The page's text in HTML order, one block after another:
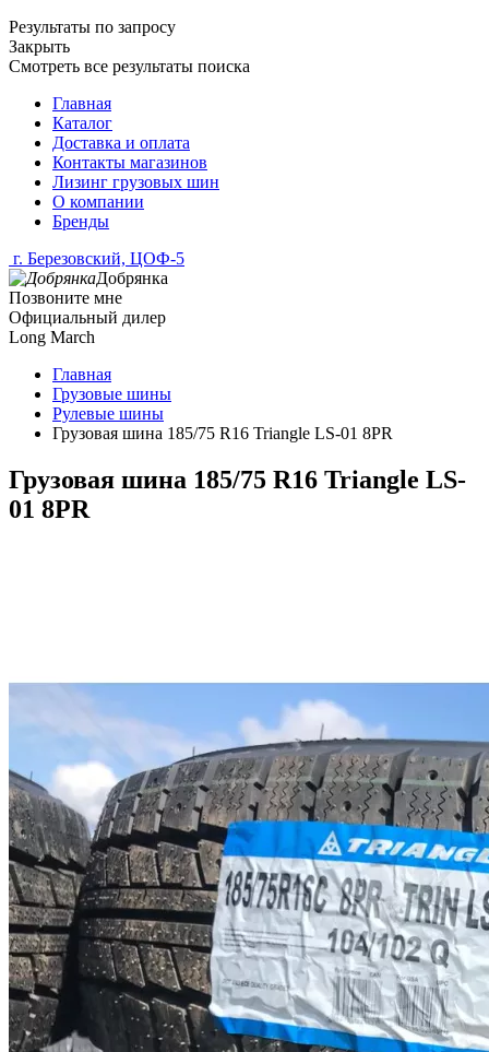
Результаты по запросу
Закрыть
Смотреть все результаты поиска
Главная
Каталог
Доставка и оплата
Контакты магазинов
Лизинг грузовых шин
О компании
Бренды
г. Березовский, ЦОФ-5
Добрянка
Позвоните мне
Официальный дилер
Long March
Главная
Грузовые шины
Рулевые шины
Грузовая шина 185/75 R16 Triangle LS-01 8PR
Грузовая шина 185/75 R16 Triangle LS-
01 8PR